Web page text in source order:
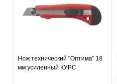
Нож технический "Оптима" 18
мм усиленный КУРС